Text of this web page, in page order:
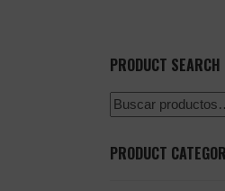
PRODUCT SEARCH
PRODUCT